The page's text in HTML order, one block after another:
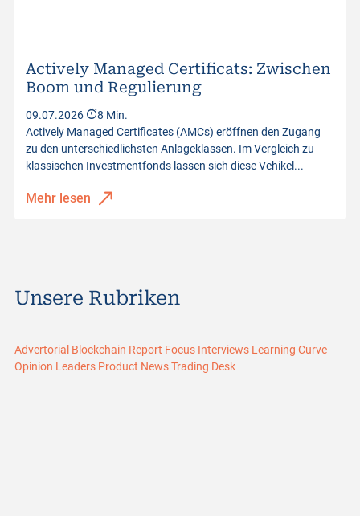
Actively Managed Certificats: Zwischen
Boom und Regulierung
09.07.2026
8 Min.
Actively Managed Certificates (AMCs) eröffnen den Zugang
zu den unterschiedlichsten Anlageklassen. Im Vergleich zu
klassischen Investmentfonds lassen sich diese Vehikel...
Mehr lesen
Unsere Rubriken
Advertorial Blockchain Report Focus Interviews Learning Curve
Opinion Leaders Product NewsTrading Desk